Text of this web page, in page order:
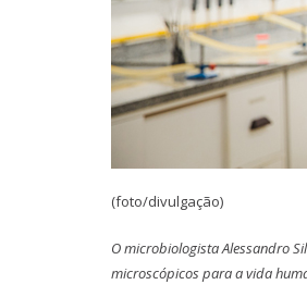
(foto/divulgação)
O microbiologista Alessandro
microscópicos para a vida